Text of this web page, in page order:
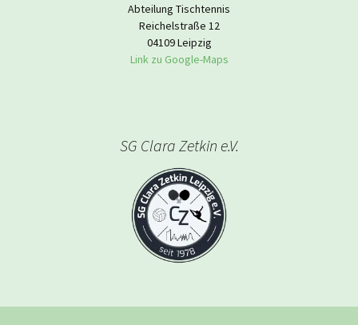
Abteilung Tischtennis
Reichelstraße 12
04109 Leipzig
Link zu Google-Maps
SG Clara Zetkin e.V.